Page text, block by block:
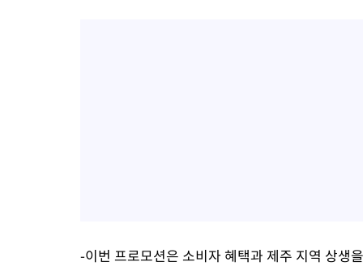
-이번 프로모션은 소비자 혜택과 제주 지역 상생